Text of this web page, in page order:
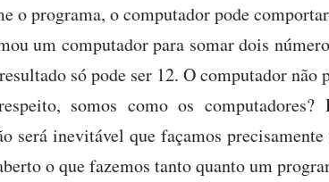
o programa, o computador pode
um computador para somar dois
só pode ser 12. O computador não
somos como os computadores?
será inevitável que façamos
o que fazemos tanto quanto um